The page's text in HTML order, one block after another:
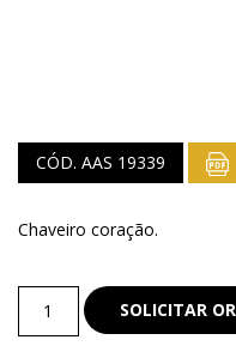
CÓD. AAS 19339
Chaveiro coração.
SOLICITAR